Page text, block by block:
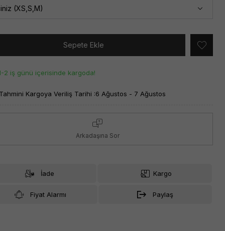
(XS,S,M)
Sepete Ekle
2 iş günü içerisinde kargoda!
Tahmini Kargoya Veriliş Tarihi :6 Ağustos - 7 Ağustos
Arkadaşına Sor
İade Kargo
Fiyat Alarmı Paylaş